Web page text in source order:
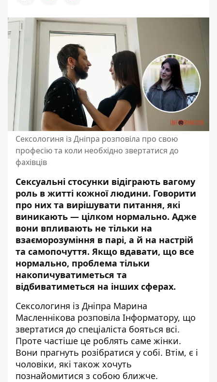
Сексологиня із Дніпра розповіла про свою
професію та коли необхідно звертатися до
фахівців
Сексуальні стосунки відіграють вагому
роль в житті кожної людини. Говорити
про них та вирішувати питання, які
виникають — цілком нормально. Адже
вони впливають не тільки на
взаєморозуміння в парі, а й на настрій
та самопочуття. Якщо вдавати, що все
нормально, проблема тільки
накопичуватиметься та
відбиватиметься на інших сферах.
Сексологиня із Дніпра Марина
Масленнікова розповіла Інформатору, що
звертатися до спеціаліста бояться всі.
Проте частіше це роблять саме жінки.
Вони прагнуть розібратися у собі. Втім, є і
чоловіки, які також хочуть
познайомитися з собою ближче.